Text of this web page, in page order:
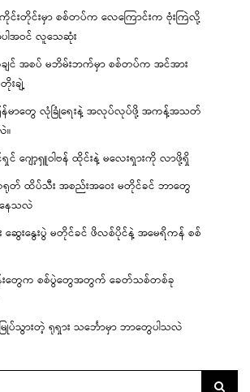
စ်ကိုင်းတိုင်းမှာ စစ်တပ်က လေကြောင်းက ဗုံးကြဲလို့
ါအဝင် လူသေဆုံး
ချင် အစပ် မဘိမ်းဘက်မှာ စစ်တပ်က အင်အား
းချဲ့
ြန်မာတွေ လုံခြုံရေးနဲ့ အလုပ်လုပ်ဖို့ အကန့်အသတ်
ရှင် ဂျော့ရှူဝါဗန် ထိုင်းနဲ့ မလေးရှားကို လာဖို့ရှိ
ရုတ် ထိပ်သီး အစည်းအဝေး မတိုင်ခင် ဘာတွေ
ေသလဲ
ဆွေးနွေးပွဲ မတိုင်ခင် ဖိလစ်ပိုင်နဲ့ အမေရိကန် စစ်
းတွေက စစ်ပွဲတွေအတွက် ခေတ်သစ်တစ်ခု
ြုပ်သွားတဲ့ ရုရှား သင်္ဘောမှာ ဘာတွေပါသလဲ